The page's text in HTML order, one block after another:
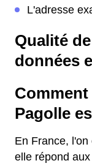
L'adresse
Qualité
données
Pagolle
En France,
elle répond